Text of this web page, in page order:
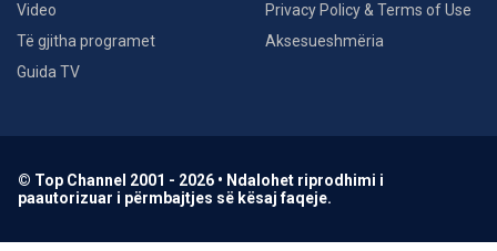
Video
Të gjitha programet
Guida TV
Privacy Policy & Terms of Use
Aksesueshmëria
© Top Channel 2001 - 2026 • Ndalohet riprodhimi i
paautorizuar i përmbajtjes së kësaj faqeje.